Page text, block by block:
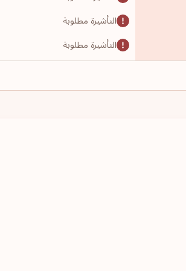
التأشيرة مطلوبة
التأشيرة مطلوبة
التأشيرة مطلوبة